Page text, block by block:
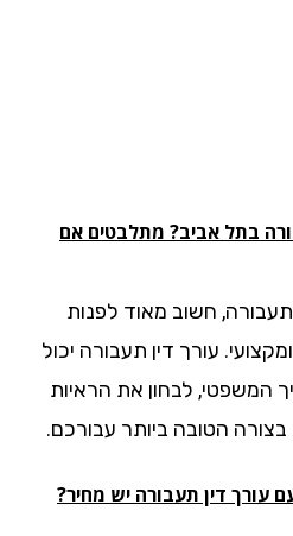
אביב? מתלבטים אם
חשוב מאוד לפנות
עורך דין תעבורה יכול
לבחון את הראיות
הטובה ביותר עבורכם.
דין תעבורה יש מחיר?